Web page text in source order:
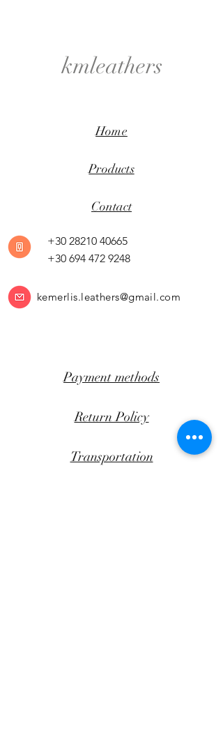
kmleathers
Home
Products
Contact
+30 28210 40665
+30 694 472 9248
kemerlis.leathers@gmail.com
Payment methods
Return Policy
Transportation